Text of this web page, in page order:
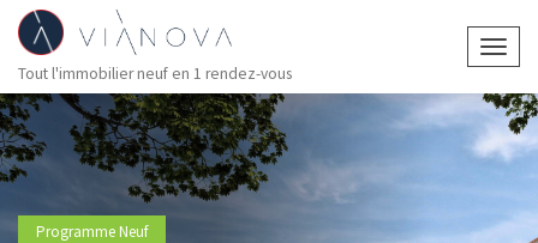
Tout l'immobilier neuf en 1 rendez-vous
Programme Neuf